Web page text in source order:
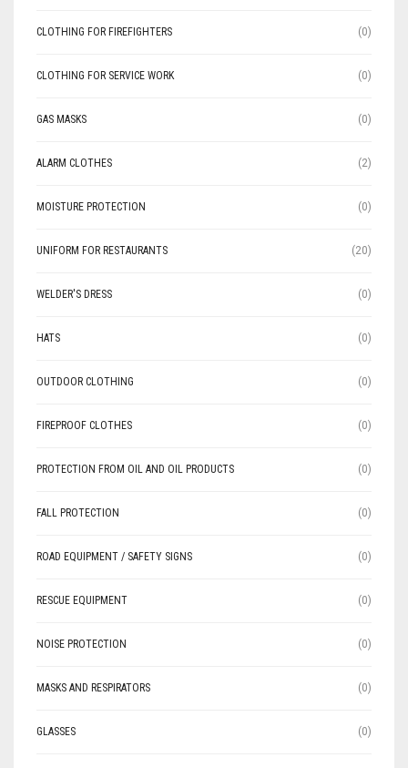
CLOTHING FOR FIREFIGHTERS (0)
CLOTHING FOR SERVICE WORK (0)
GAS MASKS (0)
ALARM CLOTHES (2)
MOISTURE PROTECTION (0)
UNIFORM FOR RESTAURANTS (20)
WELDER'S DRESS (0)
HATS (0)
OUTDOOR CLOTHING (0)
FIREPROOF CLOTHES (0)
PROTECTION FROM OIL AND OIL PRODUCTS (0)
FALL PROTECTION (0)
ROAD EQUIPMENT / SAFETY SIGNS (0)
RESCUE EQUIPMENT (0)
NOISE PROTECTION (0)
MASKS AND RESPIRATORS (0)
GLASSES (0)